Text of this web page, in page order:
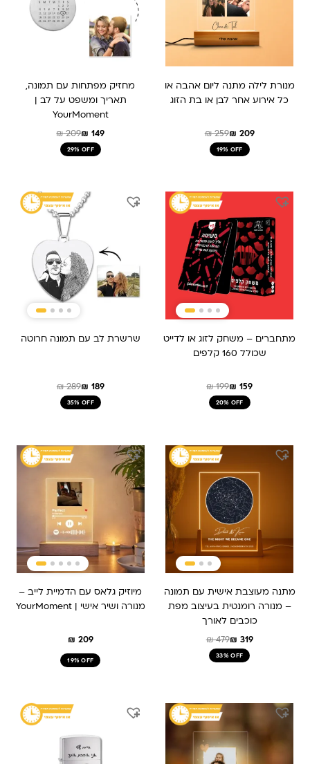
מנורת לילה מתנה ליום אהבה או
כל אירוע אחר לבן או בת הזוג
₪259₪ 209
19% OFF
מחזיק מפתחות עם תמונה,
תאריך ומשפט על לב |
YourMoment
₪209₪ 149
29% OFF
מתחברים – משחק לזוג או לדייט
שכולל 160 קלפים
₪199
המחיר
היה:
₪ 199.
₪ 159
המחיר
הוא:
₪ 159.
20% OFF
שרשרת לב עם תמונה חרוטה
₪289
המחיר
המקורי
₪ 189
המחיר
הנוכחי
35% OFF
מתנה מעוצבת אישית עם תמונה
– מנורה רומנטית בעיצוב מפת
כוכבים לאורך
₪479
המחיר
היה:
₪ 319
המחיר
הוא:
33% OFF
מיוזיק גלאס עם הדמיית לייב –
מנורה ושיר אישי | YourMoment
₪ 209
19% OFF
המחיר
המחיר
₪ 179.